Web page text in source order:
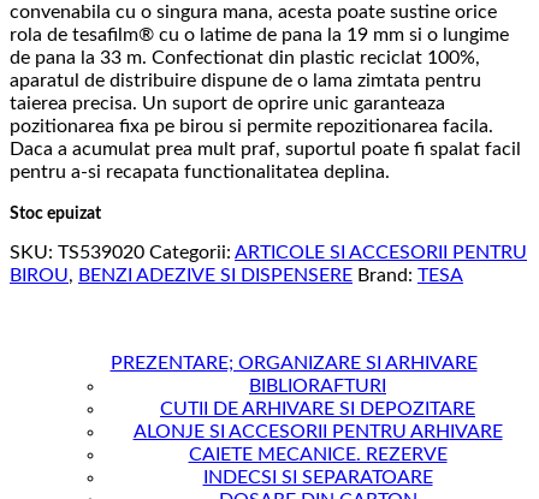
convenabila cu o singura mana, acesta poate sustine orice
rola de tesafilm® cu o latime de pana la 19 mm si o lungime
de pana la 33 m. Confectionat din plastic reciclat 100%,
aparatul de distribuire dispune de o lama zimtata pentru
taierea precisa. Un suport de oprire unic garanteaza
pozitionarea fixa pe birou si permite repozitionarea facila.
Daca a acumulat prea mult praf, suportul poate fi spalat facil
pentru a-si recapata functionalitatea deplina.
Stoc epuizat
SKU: TS539020 Categorii: ARTICOLE SI ACCESORII PENTRU
BIROU, BENZI ADEZIVE SI DISPENSERE Brand: TESA
PREZENTARE; ORGANIZARE SI ARHIVARE
BIBLIORAFTURI
CUTII DE ARHIVARE SI DEPOZITARE
ALONJE SI ACCESORII PENTRU ARHIVARE
CAIETE MECANICE. REZERVE
INDECSI SI SEPARATOARE